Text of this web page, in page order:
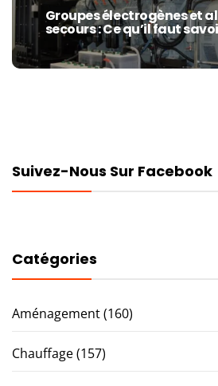
Next
post:
Groupes électrogènes et
secours : Ce qu’il faut
Suivez-Nous Sur Facebook
Catégories
Aménagement(160)
Chauffage(157)